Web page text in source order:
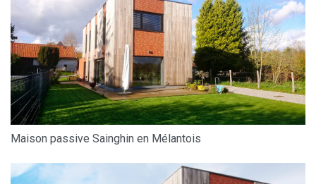
Maison passive Sainghin en Mélantois